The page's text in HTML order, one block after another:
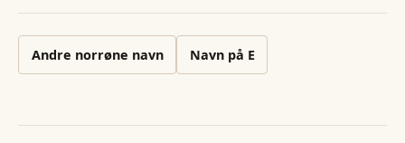
Andre norrøne navn Navn på E